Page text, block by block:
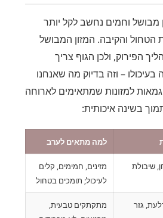
מבושל וחמים נחשב לקל יותר
הטחול והקיבה. המזון המבושל
הפירוק, ולכן הגוף צריך
– וזה בדיוק מה שאנחנו
למזונות שמתאימים לארוחה
בשינה איכותית:
למה מתאים לערב
שיבולת
מזינים, חמימים, קלים
לעיכול; תומכים בטחול
גזר
מתקתקים טבעית,